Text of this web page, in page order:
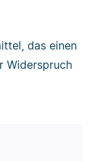
das einen
Widerspruch